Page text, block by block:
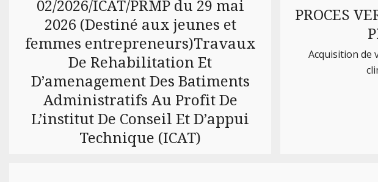
02/2026/ICAT/PRMP du 29 mai
2026 (Destiné aux jeunes et
femmes entrepreneurs)Travaux
De Rehabilitation Et
D’amenagement Des Batiments
Administratifs Au Profit De
L’institut De Conseil Et D’appui
Technique (ICAT)
PROCES
Acquisition de